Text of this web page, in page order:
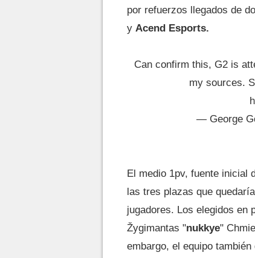
por refuerzos llegados de
y Acend Esports.
Can confirm this, G2 is
my sources.
— George
El medio 1pv, fuente inicial
las tres plazas que
jugadores. Los elegidos en
Žygimantas "nukkye"
embargo, el equipo